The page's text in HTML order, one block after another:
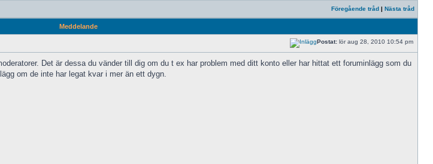
Föregående tråd | Nästa tråd
Meddelande
Postat: lör aug 28, 2010 10:54 pm
Det är dessa du vänder till dig om du t ex har problem med ditt konto eller har hittat ett foruminlägg som du
om de inte har legat kvar i mer än ett dygn.